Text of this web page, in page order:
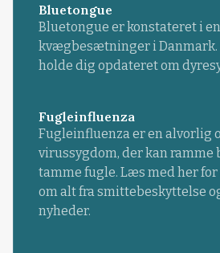
Bluetongue
Bluetongue er konstateret i
kvægbesætninger i Danmark.
holde dig opdateret om
Fugleinfluenza
Fugleinfluenza er en alvorlig
virussygdom, der kan ramme
tamme fugle. Læs med her
om alt fra smittebeskyttelse
nyheder.